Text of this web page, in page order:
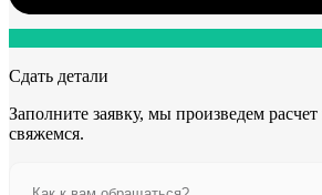
Сдать детали
Заполните заявку, мы произведем
свяжемся.